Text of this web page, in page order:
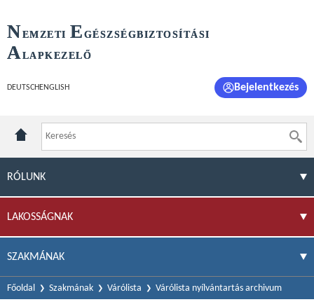
NEMZETI E GÉSZSÉGBIZTOSÍTÁSI
ALAPKEZELŐ
DEUTSCH ENGLISH Bejelentkezés
RÓLUNK
LAKOSSÁGNAK
SZAKMÁNAK
Főoldal Szakmának Várólista Várólista nyílvántartás archivum